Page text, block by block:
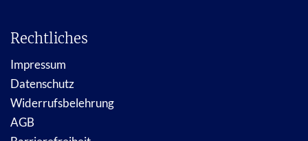
Rechtliches
Impressum
Datenschutz
Widerrufsbelehrung
AGB